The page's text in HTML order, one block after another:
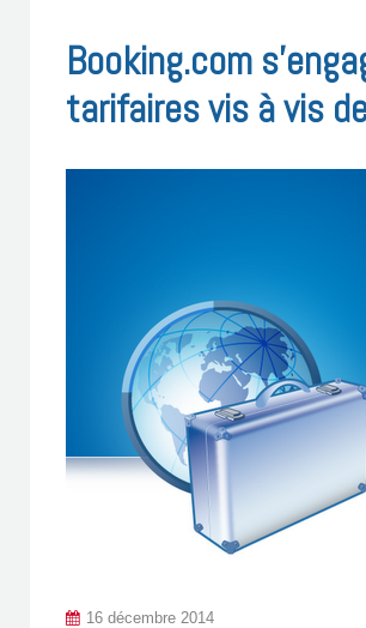
Booking.com
tarifaires vis à vis
16 décembre 2014